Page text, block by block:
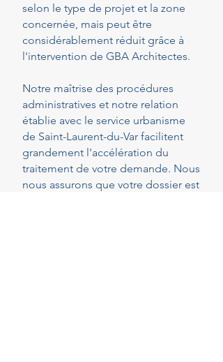
selon le type de projet et la zone
concernée, mais peut être
considérablement réduit grâce à
l'intervention de GBA Architectes.
Notre maîtrise des procédures
administratives et notre relation
établie avec le service urbanisme
de Saint-Laurent-du-Var facilitent
grandement l'accélération du
traitement de votre demande. Nous
nous assurons que votre dossier est